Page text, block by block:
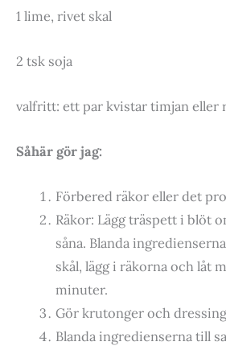
1 lime, rivet skal
2 tsk soja
valfritt: ett par kvistar timjan eller
Såhär gör jag:
Förbered räkor eller det
Räkor: Lägg träspett i blöt
såna. Blanda
skål, lägg i räkorna och låt
minuter.
Gör krutonger och
Blanda ingredienserna till